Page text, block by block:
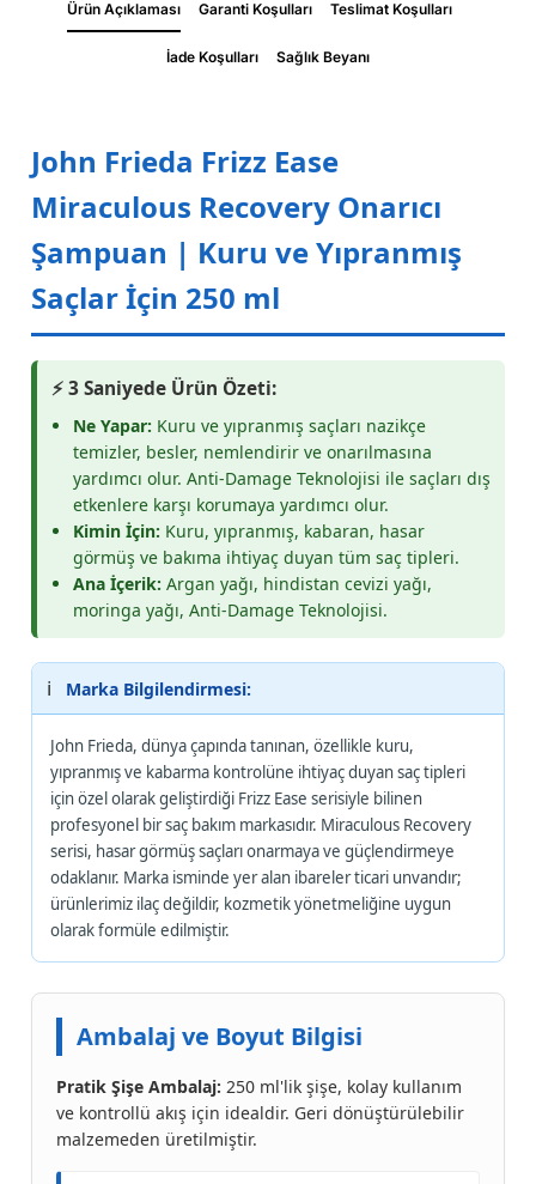
Ürün Açıklaması Garanti Koşulları Teslimat Koşulları
İade Koşulları Sağlık Beyanı
John Frieda Frizz Ease
Miraculous Recovery Onarıcı
Şampuan | Kuru ve Yıpranmış
Saçlar İçin 250 ml
⚡ 3 Saniyede Ürün Özeti:
Ne Yapar: Kuru ve yıpranmış saçları nazikçe
temizler, besler, nemlendirir ve onarılmasına
yardımcı olur. Anti-Damage Teknolojisi ile saçları dış
etkenlere karşı korumaya yardımcı olur.
Kimin İçin: Kuru, yıpranmış, kabaran, hasar
görmüş ve bakıma ihtiyaç duyan tüm saç tipleri.
Ana İçerik: Argan yağı, hindistan cevizi yağı,
moringa yağı, Anti-Damage Teknolojisi.
ℹ️ Marka Bilgilendirmesi:
John Frieda, dünya çapında tanınan, özellikle kuru,
yıpranmış ve kabarma kontrolüne ihtiyaç duyan saç tipleri
için özel olarak geliştirdiği Frizz Ease serisiyle bilinen
profesyonel bir saç bakım markasıdır. Miraculous Recovery
serisi, hasar görmüş saçları onarmaya ve güçlendirmeye
odaklanır. Marka isminde yer alan ibareler ticari unvandır;
ürünlerimiz ilaç değildir, kozmetik yönetmeliğine uygun
olarak formüle edilmiştir.
Ambalaj ve Boyut Bilgisi
Pratik Şişe Ambalaj: 250 ml'lik şişe, kolay kullanım
ve kontrollü akış için idealdir. Geri dönüştürülebilir
malzemeden üretilmiştir.